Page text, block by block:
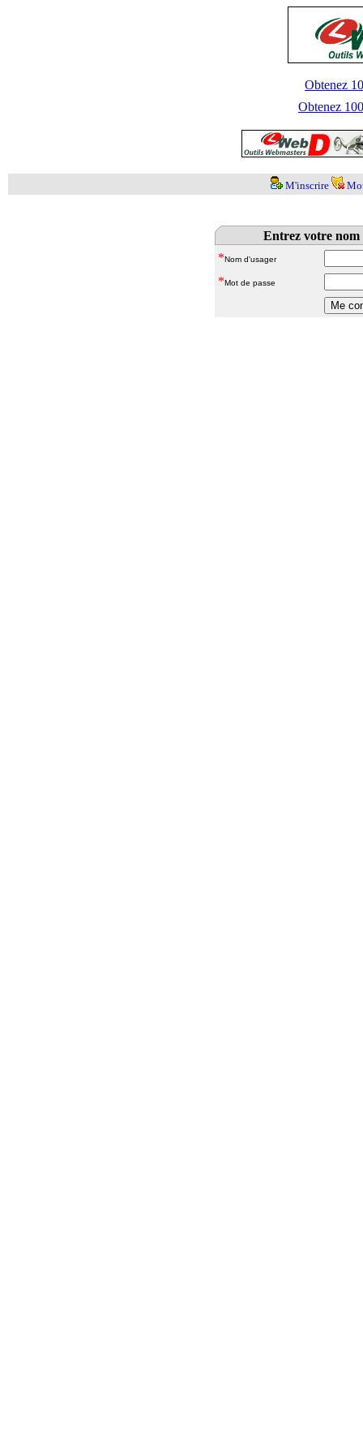
Obtenez
Obtenez
M'inscrire
Entrez votre nom
*Nom d'usager
*Mot de passe